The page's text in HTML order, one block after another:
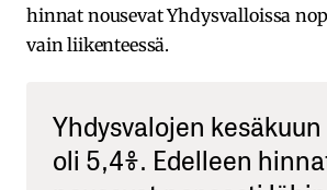
hinnat nousevat Yhdysvalloissa
vain liikenteessä.
Yhdysvalojen
oli 5,4%. Edelleen